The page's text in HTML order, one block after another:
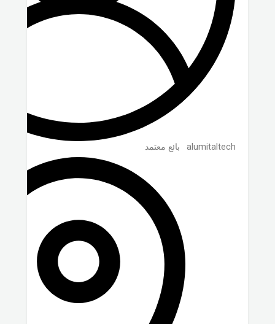
alumitaltech بائع معتمد